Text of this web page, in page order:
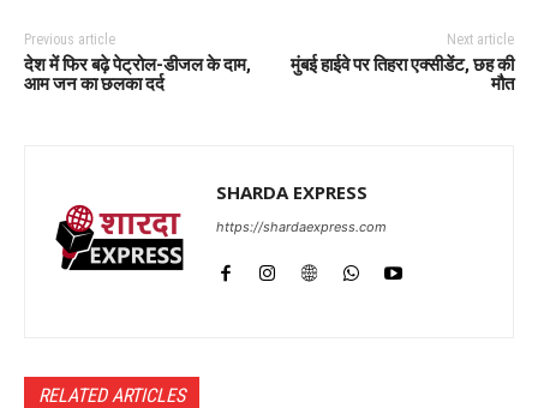
Previous article
देश में फिर बढ़े पेट्रोल-डीजल के दाम,
आम जन का छलका दर्द
Next article
मुंबई हाईवे पर तिहरा एक्सीडेंट, छह की
मौत
SHARDA EXPRESS
https://shardaexpress.com
RELATED ARTICLES